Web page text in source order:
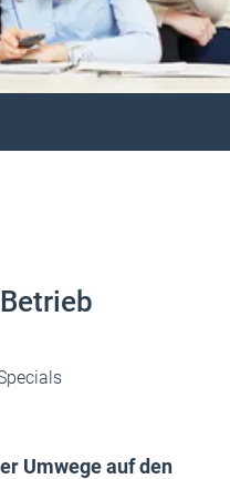
Umwege auf den